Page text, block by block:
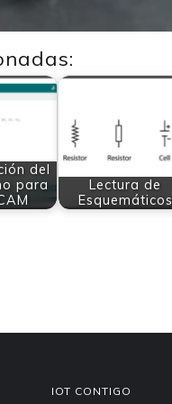
del
para
Lectura de
Esquemáticos
IOT CONTIGO